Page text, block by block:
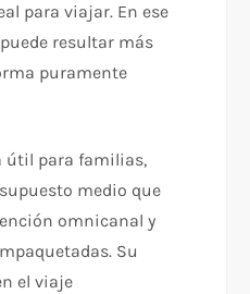
para viajar. En ese
resultar más
puramente
útil para familias,
medio que
omnicanal y
Su
el viaje